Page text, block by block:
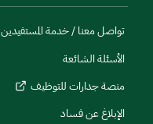
تواصل معنا / خدمة المستفيدين
الأسئلة الشائعة
منصة جدارات للتوظيف
الإبلاغ عن فساد